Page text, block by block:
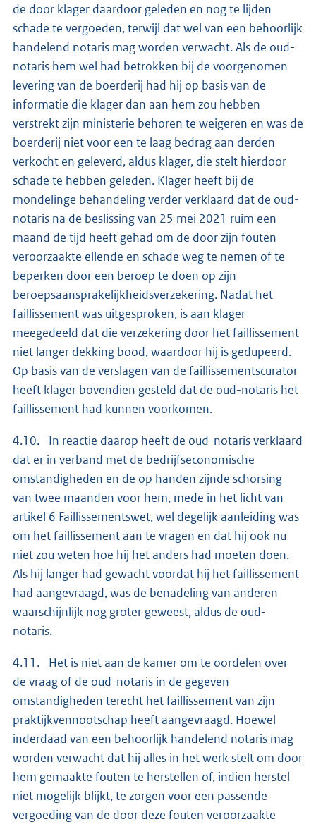
de door klager daardoor geleden en nog te lijden
schade te vergoeden, terwijl dat wel van een behoorlijk
handelend notaris mag worden verwacht. Als de oud-
notaris hem wel had betrokken bij de voorgenomen
levering van de boerderij had hij op basis van de
informatie die klager dan aan hem zou hebben
verstrekt zijn ministerie behoren te weigeren en was de
boerderij niet voor een te laag bedrag aan derden
verkocht en geleverd, aldus klager, die stelt hierdoor
schade te hebben geleden. Klager heeft bij de
mondelinge behandeling verder verklaard dat de oud-
notaris na de beslissing van 25 mei 2021 ruim een
maand de tijd heeft gehad om de door zijn fouten
veroorzaakte ellende en schade weg te nemen of te
beperken door een beroep te doen op zijn
beroepsaansprakelijkheidsverzekering. Nadat het
faillissement was uitgesproken, is aan klager
meegedeeld dat die verzekering door het faillissement
niet langer dekking bood, waardoor hij is gedupeerd.
Op basis van de verslagen van de faillissementscurator
heeft klager bovendien gesteld dat de oud-notaris het
faillissement had kunnen voorkomen.
4.10. In reactie daarop heeft de oud-notaris verklaard
dat er in verband met de bedrijfseconomische
omstandigheden en de op handen zijnde schorsing
van twee maanden voor hem, mede in het licht van
artikel 6 Faillissementswet, wel degelijk aanleiding was
om het faillissement aan te vragen en dat hij ook nu
niet zou weten hoe hij het anders had moeten doen.
Als hij langer had gewacht voordat hij het faillissement
had aangevraagd, was de benadeling van anderen
waarschijnlijk nog groter geweest, aldus de oud-
notaris.
4.11. Het is niet aan de kamer om te oordelen over
de vraag of de oud-notaris in de gegeven
omstandigheden terecht het faillissement van zijn
praktijkvennootschap heeft aangevraagd. Hoewel
inderdaad van een behoorlijk handelend notaris mag
worden verwacht dat hij alles in het werk stelt om door
hem gemaakte fouten te herstellen of, indien herstel
niet mogelijk blijkt, te zorgen voor een passende
vergoeding van de door deze fouten veroorzaakte